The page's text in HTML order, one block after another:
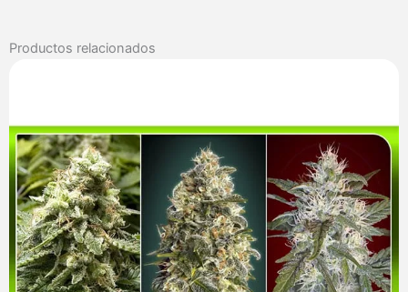
Cali
Productos relacionados